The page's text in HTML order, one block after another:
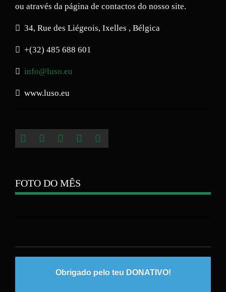
ou através da página de contactos do nosso site.
34, Rue des Liégeois, Ixelles , Bélgica
+(32) 485 688 601
info@luso.eu
www.luso.eu
FOTO DO MÊS
Obrigado pelo teu DONATIVO!